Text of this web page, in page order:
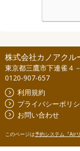
株式会社カノアクル
東京都三鷹市下連雀４
0120-907-657
利用規約
プライバシーポリ
お問い合わせ
このページは予約システム『Air